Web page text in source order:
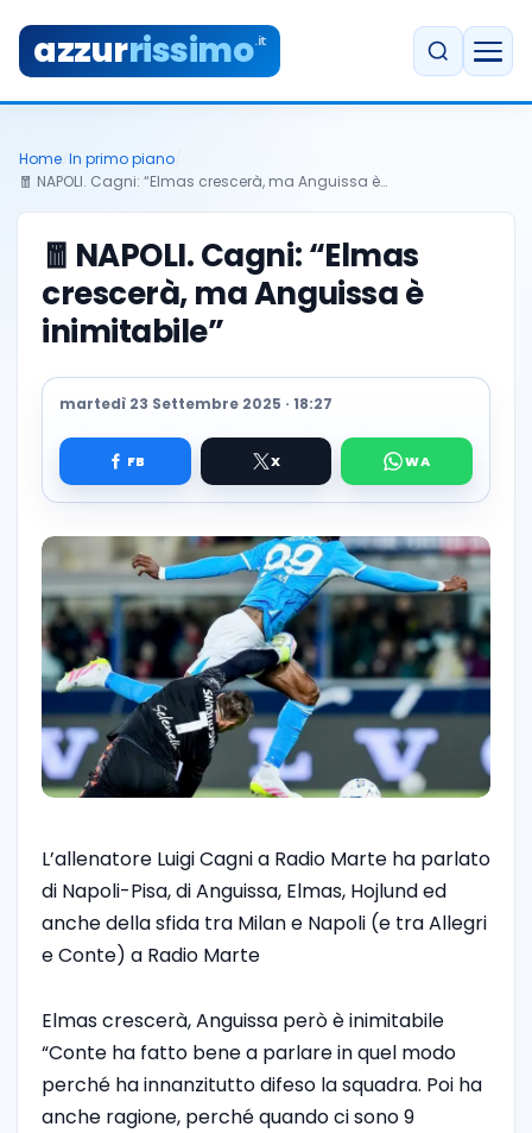
azzurrissimo.it
Home In primo piano
🧧 NAPOLI. Cagni: “Elmas crescerà, ma Anguissa è…
🧧 NAPOLI. Cagni: “Elmas
crescerà, ma Anguissa è
inimitabile”
martedì 23 Settembre 2025 · 18:27
L’allenatore Luigi Cagni a Radio Marte ha parlato
di Napoli-Pisa, di Anguissa, Elmas, Hojlund ed
anche della sfida tra Milan e Napoli (e tra Allegri
e Conte) a Radio Marte
Elmas crescerà, Anguissa però è inimitabile
“Conte ha fatto bene a parlare in quel modo
perché ha innanzitutto difeso la squadra. Poi ha
anche ragione, perché quando ci sono 9